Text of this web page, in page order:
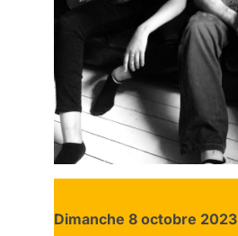
Dimanche 8 octobre 2023